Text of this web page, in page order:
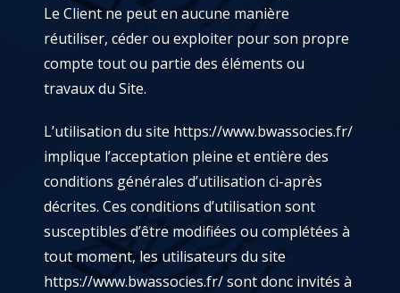
Le Client ne peut en aucune manière
réutiliser, céder ou exploiter pour son propre
compte tout ou partie des éléments ou
travaux du Site.
L’utilisation du site https://www.bwassocies.fr/
implique l’acceptation pleine et entière des
conditions générales d’utilisation ci-après
décrites. Ces conditions d’utilisation sont
susceptibles d’être modifiées ou complétées à
tout moment, les utilisateurs du site
https://www.bwassocies.fr/sont donc invités à